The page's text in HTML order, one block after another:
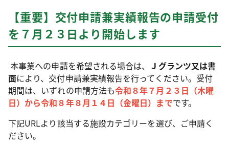
【重要】交付申請兼実績報告の申請受付
を７月２３日より開始します
本事業への申請を希望される場合は、 Ｊグランツ又は書
面により、交付申請兼実績報告を行ってください。受付
期間は、いずれの申請方法も令和８年７月２３日（木曜
日）から令和８年８月１４日（金曜日）までです。
下記URLより該当する施設カテゴリーを選び、ご申請く
ださい。